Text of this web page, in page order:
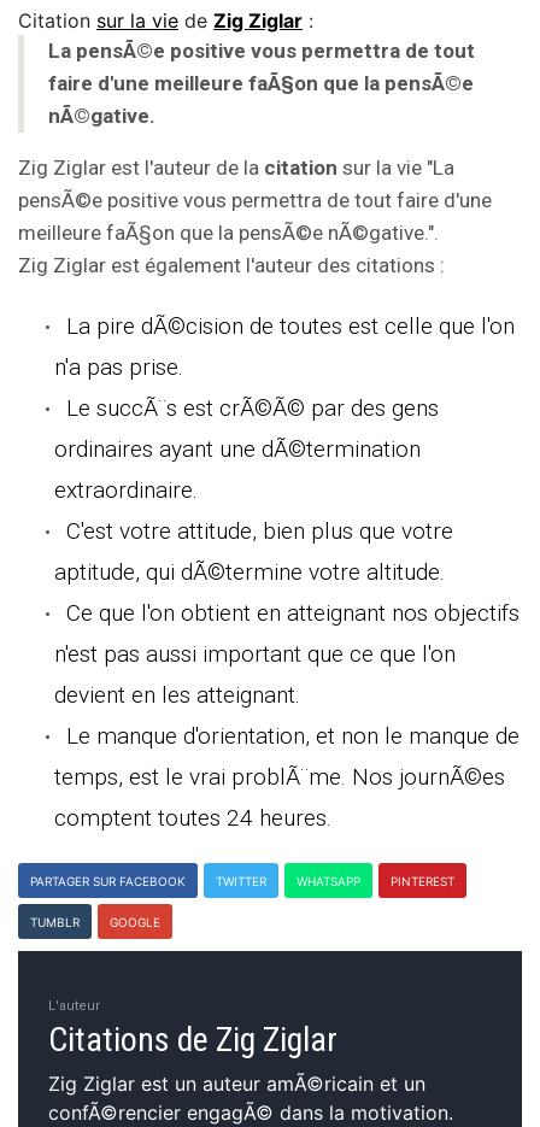
Citation sur la vie de Zig Ziglar :
La pensÃ©e positive vous permettra de tout
faire d'une meilleure faÃ§on que la pensÃ©e
nÃ©gative.
Zig Ziglar est l'auteur de la citation sur la vie "La
pensÃ©e positive vous permettra de tout faire d'une
meilleure faÃ§on que la pensÃ©e nÃ©gative.".
Zig Ziglar est également l'auteur des citations :
La pire dÃ©cision de toutes est celle que l'on
n'a pas prise.
Le succÃ¨s est crÃ©Ã© par des gens
ordinaires ayant une dÃ©termination
extraordinaire.
C'est votre attitude, bien plus que votre
aptitude, qui dÃ©termine votre altitude.
Ce que l'on obtient en atteignant nos objectifs
n'est pas aussi important que ce que l'on
devient en les atteignant.
Le manque d'orientation, et non le manque de
temps, est le vrai problÃ¨me. Nos journÃ©es
comptent toutes 24 heures.
PARTAGER SUR FACEBOOK TWITTER WHATSAPP PINTEREST
TUMBLR GOOGLE
L'auteur
Citations de Zig Ziglar
Zig Ziglar est un auteur amÃ©ricain et un
confÃ©rencier engagÃ© dans la motivation.